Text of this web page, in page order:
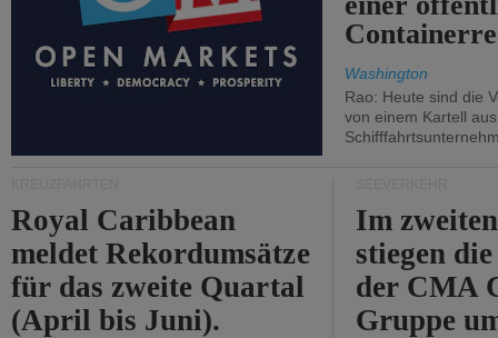
Washington
Rao: Heute sind die
von einem Kartell
Royal Caribbean
meldet Rekordumsätze
für das zweite Quartal
(April bis Juni).
Im
stiegen
der CMA
Gruppe